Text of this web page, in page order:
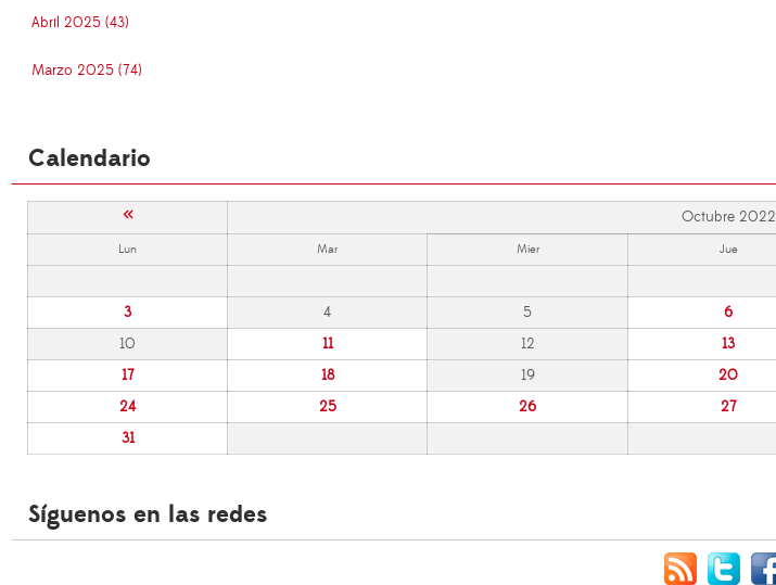
Abril 2025 (43)
Marzo 2025 (74)
Calendario
« Octubre 2022
Lun Mar Mier Jue
3
4 5 6
10
11 12 13
17
18 19 20
24
25 26 27
31
Síguenos en las redes